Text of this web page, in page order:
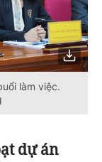
làm việc.
dự án